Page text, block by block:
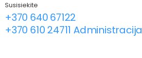
Susisiekite
+370 640 67122
+370 610 24711 Administracija